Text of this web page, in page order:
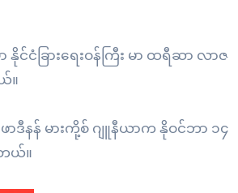
င်ငံခြားရေးဝန်ကြီး မာ ထရီဆာ လာဇ
။
ဒီနန် မားကို့စ် ဂျူနီယာက နိုဝင်ဘာ ၁၄
တယ်။